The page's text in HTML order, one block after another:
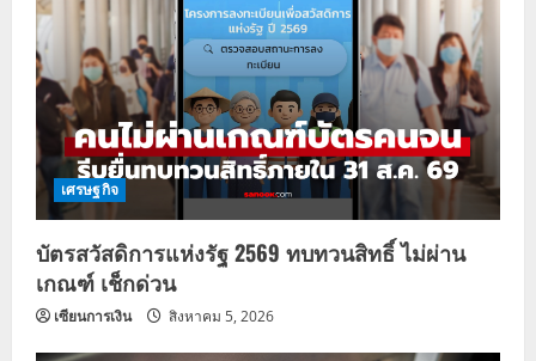
เศรษฐกิจ
บัตรสวัสดิการแห่งรัฐ 2569 ทบทวนสิทธิ์ ไม่ผ่าน
เกณฑ์ เช็กด่วน
เซียนการเงิน สิงหาคม 5, 2026